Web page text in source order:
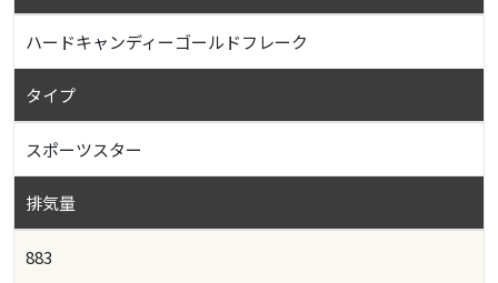
ハードキャンディーゴールドフレーク
タイプ
スポーツスター
排気量
883